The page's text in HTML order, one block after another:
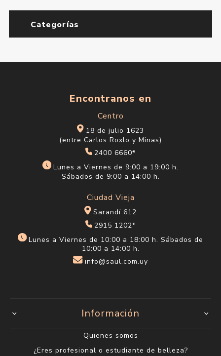
Categorías
Encontranos en
Centro
18 de julio 1623
(entre Carlos Roxlo y Minas)
2400 6660*
Lunes a Viernes de 9:00 a 19:00 h.
Sábados de 9:00 a 14:00 h.
Ciudad Vieja
Sarandí 612
2915 1202*
Lunes a Viernes de 10:00 a 18:00 h. Sábados de
10:00 a 14:00 h.
info@saul.com.uy
Información
Quienes somos
¿Eres profesional o estudiante de belleza?